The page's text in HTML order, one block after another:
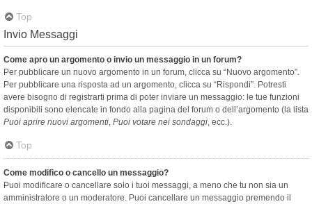
Top
Invio Messaggi
Come apro un argomento o invio un messaggio in un forum?
Per pubblicare un nuovo argomento in un forum, clicca su “Nuovo argomento”.
Per pubblicare una risposta ad un argomento, clicca su “Rispondi”. Potresti
avere bisogno di registrarti prima di poter inviare un messaggio: le tue funzioni
disponibili sono elencate in fondo alla pagina del forum o dell’argomento (la lista
Puoi aprire nuovi argomenti, Puoi votare nei sondaggi, ecc.).
Top
Come modifico o cancello un messaggio?
Puoi modificare o cancellare solo i tuoi messaggi, a meno che tu non sia un
amministratore o un moderatore. Puoi cancellare un messaggio premendo il